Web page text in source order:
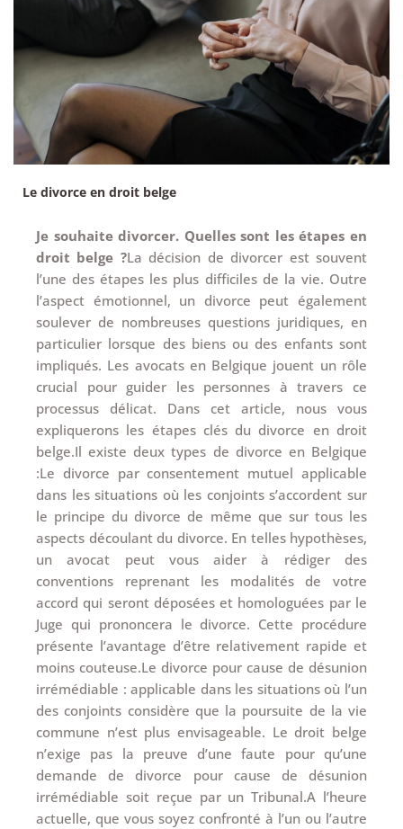
Le divorce en droit belge
Je souhaite divorcer. Quelles sont les étapes en
droit belge ?La décision de divorcer est souvent
l’une des étapes les plus difficiles de la vie. Outre
l’aspect émotionnel, un divorce peut également
soulever de nombreuses questions juridiques, en
particulier lorsque des biens ou des enfants sont
impliqués. Les avocats en Belgique jouent un rôle
crucial pour guider les personnes à travers ce
processus délicat. Dans cet article, nous vous
expliquerons les étapes clés du divorce en droit
belge.Il existe deux types de divorce en Belgique
:Le divorce par consentement mutuel applicable
dans les situations où les conjoints s’accordent sur
le principe du divorce de même que sur tous les
aspects découlant du divorce. En telles hypothèses,
un avocat peut vous aider à rédiger des
conventions reprenant les modalités de votre
accord qui seront déposées et homologuées par le
Juge qui prononcera le divorce. Cette procédure
présente l’avantage d’être relativement rapide et
moins couteuse.Le divorce pour cause de désunion
irrémédiable : applicable dans les situations où l’un
des conjoints considère que la poursuite de la vie
commune n’est plus envisageable. Le droit belge
n’exige pas la preuve d’une faute pour qu’une
demande de divorce pour cause de désunion
irrémédiable soit reçue par un Tribunal.A l’heure
actuelle, que vous soyez confronté à l’un ou l’autre